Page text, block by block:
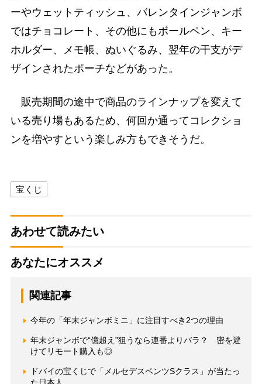
ーやウェットティッシュ、バレンタインジャンボ
ではチョコレート、その他にもボールペン、キー
ホルダー、メモ帳、ぬいぐるみ、翌年の干支がデ
ザインされたポーチなどがあった。
販売期間の途中で商品のラインナップを変えて
いる売り場もあるため、何回か通ってコレクショ
ンを増やすという楽しみ方もできそうだ。
宝くじ
あわせて読みたい
あなたにオススメ
関連記事
今年の「年末ジャンボミニ」に注目すべき2つの理由
年末ジャンボで“億超え”狙うなら連番よりバラ？ 密を避
けてリモート購入も◎
ドバイの宝くじで「メルセデスベンツSクラス」が当たっ